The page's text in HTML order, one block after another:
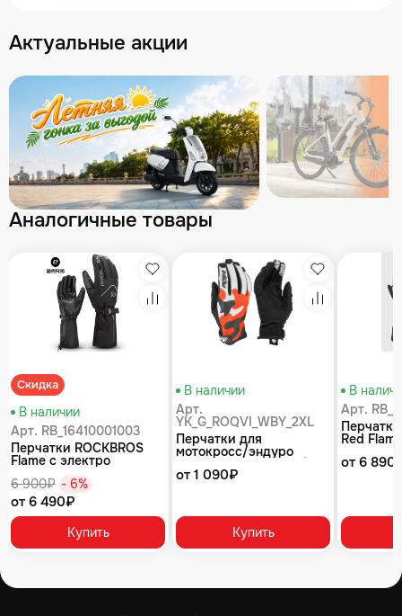
Актуальные акции
Аналогичные товары
Скидка
Избранное
Сравнение
В наличии
Арт. RB_16410001003
Перчатки ROCKBROS
Flame с электро
Длинные пальцы.
6 900₽ - 6%
от 6 490₽
Купить
Избранное
Сравнение
В наличии
Арт.
YK_G_ROQVI_WBY_2XL
Перчатки для
мотокросс/эндуро
черный/красный
от 1 090₽
Купить
В
Арт.
Перчатки
Red
от 6